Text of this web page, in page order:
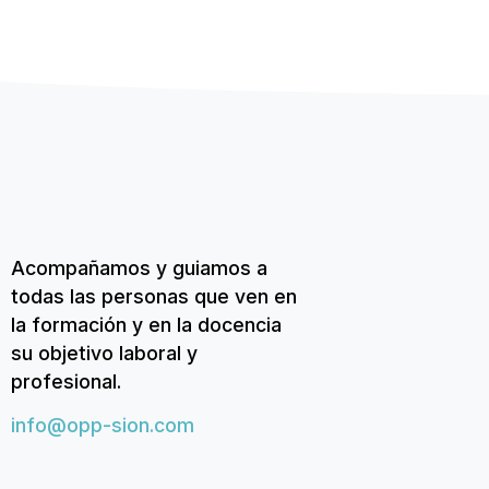
Acompañamos y guiamos a
todas las personas que ven en
la formación y en la docencia
su objetivo laboral y
profesional.
info@opp-sion.com